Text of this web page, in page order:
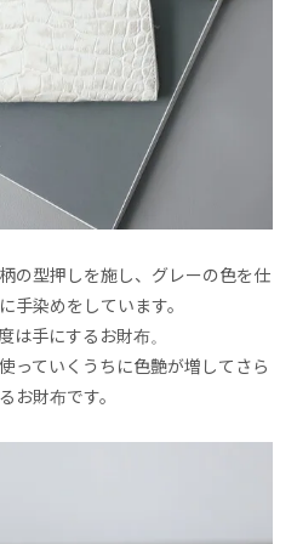
の型押しを施し、グレーの色を仕
手染めをしています。
は手にするお財布。
っていくうちに色艶が増してさら
お財布です。